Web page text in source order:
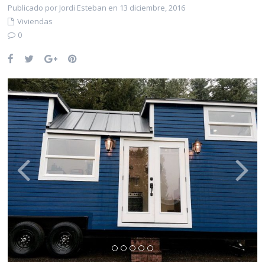
Publicado por Jordi Esteban en 13 diciembre, 2016
Viviendas
0